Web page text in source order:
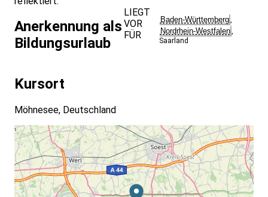
Anerkennung als
Bildungsurlaub
LIEGT
VOR
FÜR
Baden-Württemberg
Nordrhein-Westfalen
Saarland
Kursort
Möhnesee, Deutschland